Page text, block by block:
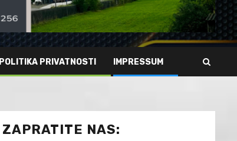
POLITIKA PRIVATNOSTI IMPRESSUM
ZAPRATITE NAS: